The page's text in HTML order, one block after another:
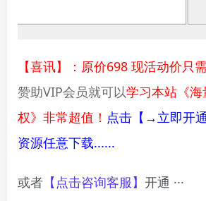
【喜讯】：原价698 现活动价只
赞助VIP会员就可以学习本站《
权》非常超值！ 点击【→立即开
资源任意下载......
或者 【点击咨询客服】 开通 ···